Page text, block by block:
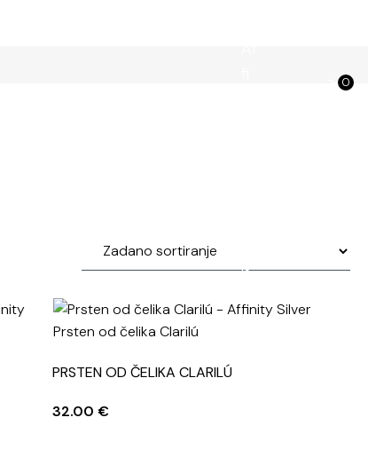
0
PRSTEN OD ČELIKA CLARILÚ
32.00 €